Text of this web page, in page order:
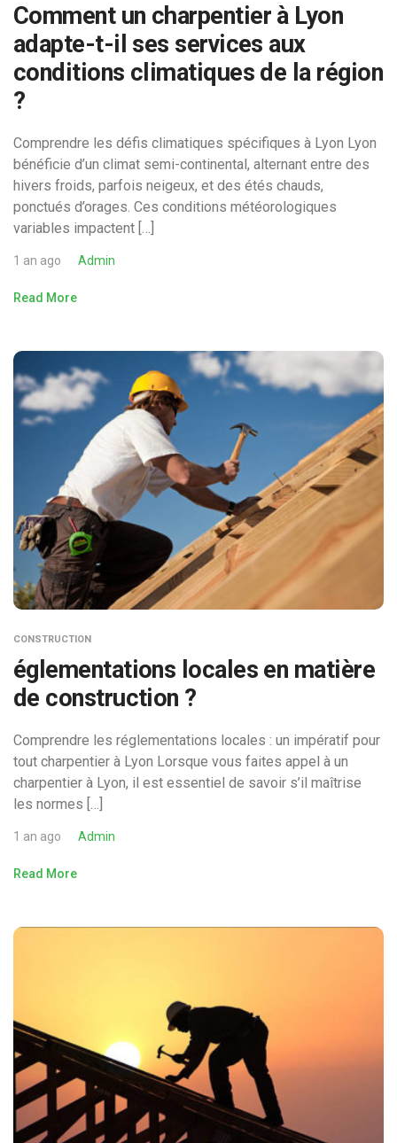
Comment un charpentier à Lyon
adapte-t-il ses services aux
conditions climatiques de la région
?
Comprendre les défis climatiques spécifiques à Lyon Lyon
bénéficie d’un climat semi-continental, alternant entre des
hivers froids, parfois neigeux, et des étés chauds,
ponctués d’orages. Ces conditions météorologiques
variables impactent […]
1 an ago Admin
Read More
CONSTRUCTION
églementations locales en matière
de construction ?
Comprendre les réglementations locales : un impératif pour
tout charpentier à Lyon Lorsque vous faites appel à un
charpentier à Lyon, il est essentiel de savoir s’il maîtrise
les normes […]
1 an ago Admin
Read More